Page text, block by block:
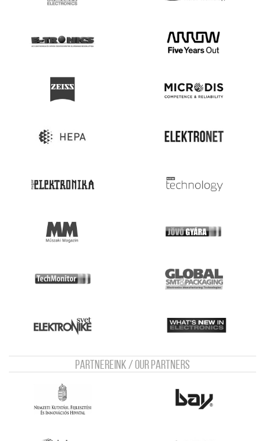
Partnereink / Our Partners